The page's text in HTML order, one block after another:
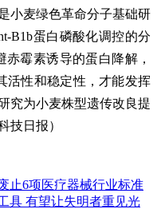
小麦绿色革命分子基础研
B1b蛋白磷酸化调控的分
霉素诱导的蛋白降解，
活性和稳定性，才能发挥
究为小麦株型遗传改良提
技日报）
止6项医疗器械行业标准
具 有望让失明者重见光